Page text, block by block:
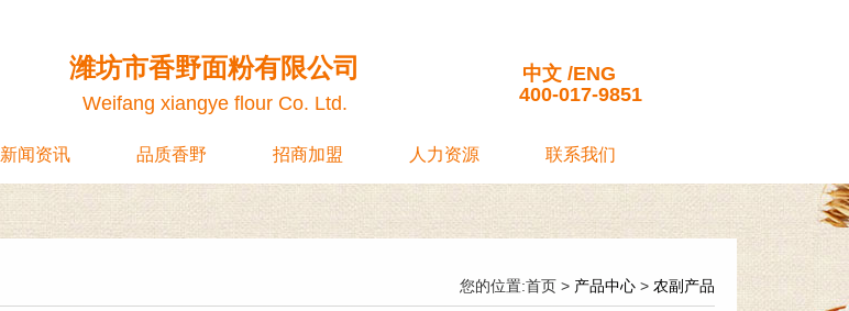
潍坊市香野面粉有限公司
Weifang xiangye flour Co. Ltd.
中文 /ENG
400-017-9851
新闻资讯 品质香野 招商加盟 人力资源 联系我们
您的位置:首页 > 产品中心> 农副产品